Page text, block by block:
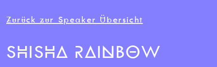
Zurück zur Speaker Übersicht
SHISHA RAINBOW